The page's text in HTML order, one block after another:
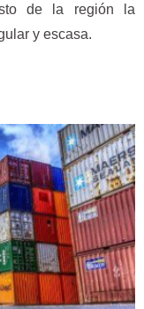
de la región la
y escasa.